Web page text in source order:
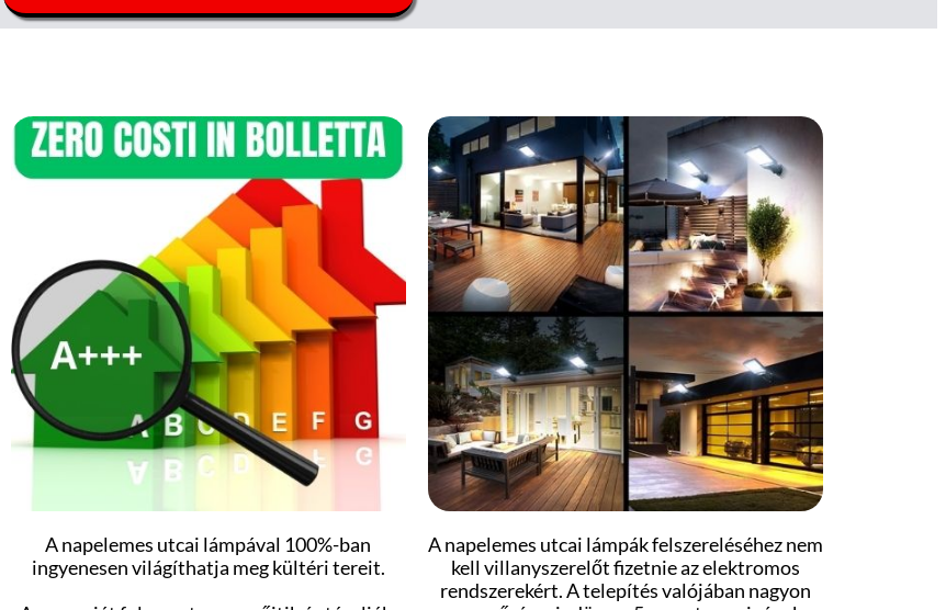
A napelemes utcai lámpával 100%-ban
ingyenesen világíthatja meg kültéri tereit.
A napelemes utcai lámpák felszereléséhez nem
kell villanyszerelőt fizetnie az elektromos
rendszerekért. A telepítés valójában nagyon